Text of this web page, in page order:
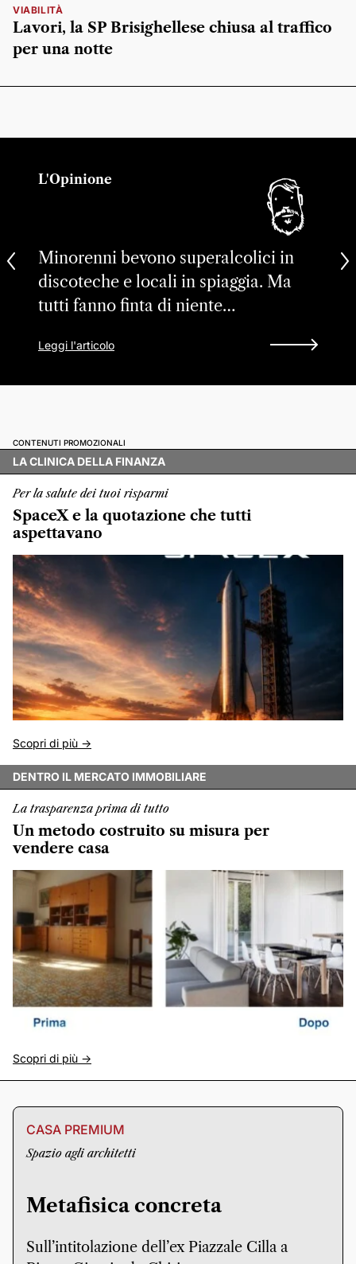
VIABILITÀ
Lavori, la SP Brisighellese chiusa al traffico
per una notte
L'Opinione
Minorenni bevono superalcolici in
discoteche e locali in spiaggia. Ma
tutti fanno finta di niente…
Leggi l'articolo
CONTENUTI PROMOZIONALI
LA CLINICA DELLA FINANZA
Per la salute dei tuoi risparmi
SpaceX e la quotazione che tutti
aspettavano
Scopri di più ->
DENTRO IL MERCATO IMMOBILIARE
La trasparenza prima di tutto
Un metodo costruito su misura per
vendere casa
Scopri di più ->
CASA PREMIUM
Spazio agli architetti
Metafisica concreta
Sull’intitolazione dell’ex Piazzale Cilla a